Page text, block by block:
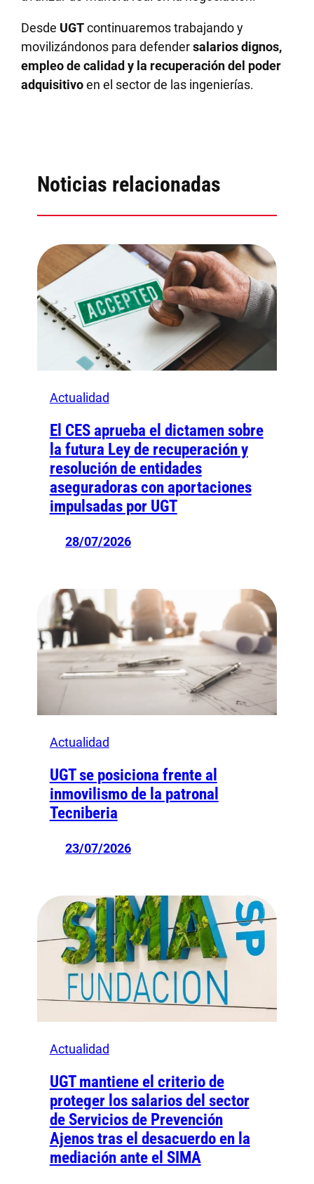
Desde UGTcontinuaremos trabajando y
movilizándonos para defendersalarios dignos,
empleo de calidad y la recuperación del poder
adquisitivoen el sector de las ingenierías.
Noticias relacionadas
Actualidad
El CES aprueba el dictamen sobre
la futura Ley de recuperación y
resolución de entidades
aseguradoras con aportaciones
impulsadas por UGT
28/07/2026
Actualidad
UGT se posiciona frente al
inmovilismo de la patronal
Tecniberia
23/07/2026
Actualidad
UGT mantiene el criterio de
proteger los salarios del sector
de Servicios de Prevención
Ajenos tras el desacuerdo en la
mediación ante el SIMA